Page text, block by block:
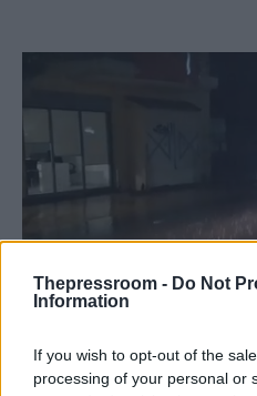
Thepressroom - Do Not
Information
If you wish to opt-out of the
processing of your personal or
20/04/2024 - 12:33
Κακοκαιρία: Σε